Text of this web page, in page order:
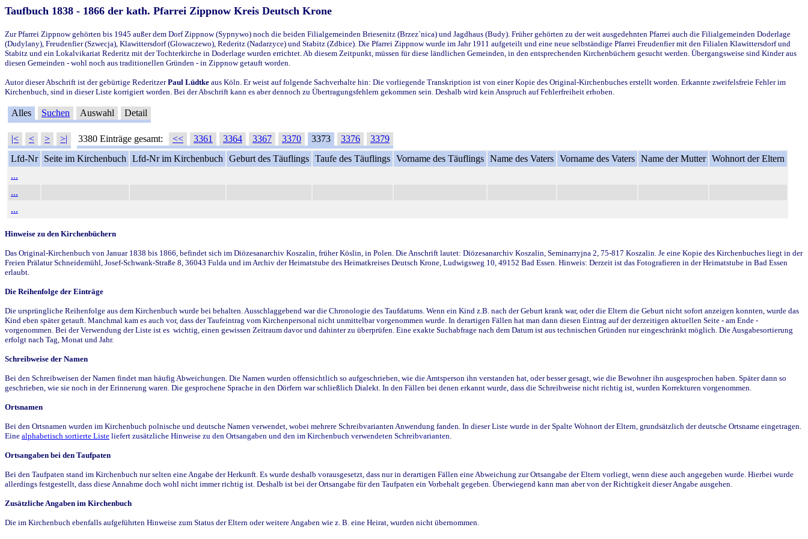
Taufbuch 1838 - 1866 der kath. Pfarrei Zippnow Kreis Deutsch Krone
Zur Pfarrei Zippnow gehörten bis 1945 außer dem Dorf Zippnow (Sypnywo) noch die beiden Filialgemeinden Briesenitz (Brzez`nica) und Jagdhaus (Budy). Früher gehörten zu der weit ausgedehnten Pfarrei auch die Filialgemeinden Doderlage
(Dudylany), Freudenfier (Szwecja), Klawittersdorf (Glowaczewo), Rederitz (Nadarzyce) und Stabitz (Zdbice). Die Pfarrei Zippnow wurde im Jahr 1911 aufgeteilt und eine neue selbständige Pfarrei Freudenfier mit den Filialen Klawittersdorf und
Stabitz und ein Lokalvikariat Rederitz mit der Tochterkirche in Doderlage wurden errichtet. Ab diesem Zeitpunkt, müssen für diese ländlichen Gemeinden, in den entsprechenden Kirchenbüchern gesucht werden. Übergangsweise sind Kinder aus
diesen Gemeinden - wohl noch aus traditionellen Gründen - in Zippnow getauft worden.
Autor dieser Abschrift ist der gebürtige RederitzerPaul Lüdtke aus Köln. Er weist auf folgende Sachverhalte hin: Die vorliegende Transkription ist von einer Kopie des Original-Kirchenbuches erstellt worden. Erkannte zweifelsfreie Fehler im
Kirchenbuch, sind in dieser Liste korrigiert worden. Bei der Abschrift kann es aber dennoch zu Übertragungsfehlern gekommen sein. Deshalb wird kein Anspruch auf Fehlerfreiheit erhoben.
Alles Suchen Auswahl Detail
|< < > >| 3380 Einträge gesamt: << 3361 3364 3367 3370 3373 3376
3379
Lfd-Nr
Seite im Kirchenbuch Lfd-Nr im Kirchenbuch Geburt des Täuflings Taufe des Täuflings Vorname des Täuflings Name des Vaters Vorname des Vaters Name der Mutter Wohnort der Eltern
...
...
...
Hinweise zu den Kirchenbüchern
Das Original-Kirchenbuch von Januar 1838 bis 1866, befindet sich im Diözesanarchiv Koszalin, früher Köslin, in Polen. Die Anschrift lautet: Diözesanarchiv Koszalin, Seminarryjna 2, 75-817 Koszalin. Je eine Kopie des Kirchenbuches liegt in der
Freien Prälatur Schneidemühl, Josef-Schwank-Straße 8, 36043 Fulda und im Archiv der Heimatstube des Heimatkreises Deutsch Krone, Ludwigsweg 10, 49152 Bad Essen. Hinweis: Derzeit ist das Fotografieren in der Heimatstube in Bad Essen
erlaubt.
Die Reihenfolge der Einträge
Die ursprüngliche Reihenfolge aus dem Kirchenbuch wurde bei behalten. Ausschlaggebend war die Chronologie des Taufdatums. Wenn ein Kind z.B. nach der Geburt krank war, oder die Eltern die Geburt nicht sofort anzeigen konnten, wurde das
Kind eben später getauft. Manchmal kam es auch vor, dass der Taufeintrag vom Kirchenpersonal nicht unmittelbar vorgenommen wurde. In derartigen Fällen hat man dann diesen Eintrag auf der derzeitigen aktuellen Seite - am Ende -
vorgenommen. Bei der Verwendung der Liste ist es wichtig, einen gewissen Zeitraum davor und dahinter zu überprüfen. Eine exakte Suchabfrage nach dem Datum ist aus technischen Gründen nur eingeschränkt möglich. Die Ausgabesortierung
erfolgt nach Tag, Monat und Jahr.
Schreibweise der Namen
Bei den Schreibweisen der Namen findet man häufig Abweichungen. Die Namen wurden offensichtlich so aufgeschrieben, wie die Amtsperson ihn verstanden hat, oder besser gesagt, wie die Bewohner ihn ausgesprochen haben. Später dann so
geschrieben, wie sie noch in der Erinnerung waren. Die gesprochene Sprache in den Dörfern war schließlich Dialekt. In den Fällen bei denen erkannt wurde, dass die Schreibweise nicht richtig ist, wurden Korrekturen vorgenommen.
Ortsnamen
Bei den Ortsnamen wurden im Kirchenbuch polnische und deutsche Namen verwendet, wobei mehrere Schreibvarianten Anwendung fanden. In dieser Liste wurde in der Spalte Wohnort der Eltern, grundsätzlich der deutsche Ortsname eingetragen.
Eine alphabetisch sortierte Liste liefert zusätzliche Hinweise zu den Ortsangaben und den im Kirchenbuch verwendeten Schreibvarianten.
Ortsangaben bei den Taufpaten
Bei den Taufpaten stand im Kirchenbuch nur selten eine Angabe der Herkunft. Es wurde deshalb vorausgesetzt, dass nur in derartigen Fällen eine Abweichung zur Ortsangabe der Eltern vorliegt, wenn diese auch angegeben wurde. Hierbei wurde
allerdings festgestellt, dass diese Annahme doch wohl nicht immer richtig ist. Deshalb ist bei der Ortsangabe für den Taufpaten ein Vorbehalt gegeben. Überwiegend kann man aber von der Richtigkeit dieser Angabe ausgehen.
Zusätzliche Angaben im Kirchenbuch
Die im Kirchenbuch ebenfalls aufgeführten Hinweise zum Status der Eltern oder weitere Angaben wie z. B. eine Heirat, wurden nicht übernommen.